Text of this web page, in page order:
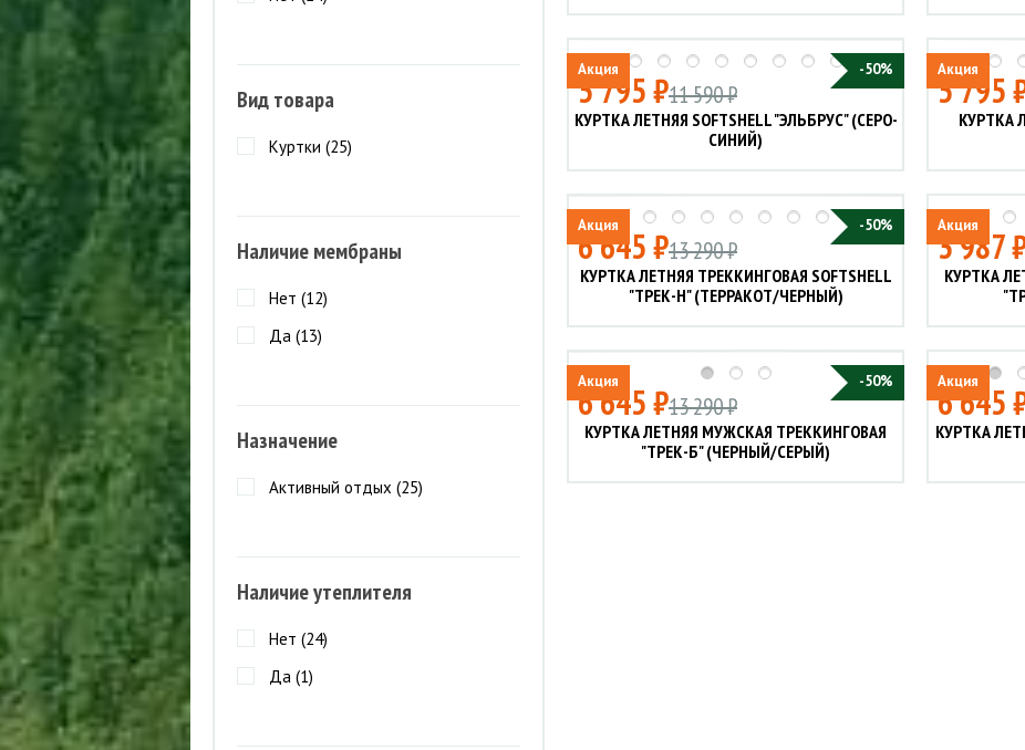
Вид товара
Куртки (25)
Наличие мембраны
Нет (12)
Да (13)
Назначение
Активный отдых (25)
Наличие утеплителя
Нет (24)
Да (1)
Акция -50%
5 795 ₽11 590 ₽
КУРТКА ЛЕТНЯЯ SOFTSHELL "ЭЛЬБРУС" (СЕРО-
СИНИЙ)
Акция
5 795
КУРТКА
Акция -50%
6 645 ₽13 290 ₽
КУРТКА ЛЕТНЯЯ ТРЕККИНГОВАЯ SOFTSHELL
"ТРЕК-Н" (ТЕРРАКОТ/ЧЕРНЫЙ)
Акция
3 987
КУРТКА
Акция -50%
6 645 ₽13 290 ₽
КУРТКА ЛЕТНЯЯ МУЖСКАЯ ТРЕККИНГОВАЯ
"ТРЕК-Б" (ЧЕРНЫЙ/СЕРЫЙ)
Акция
6 645
КУРТКА